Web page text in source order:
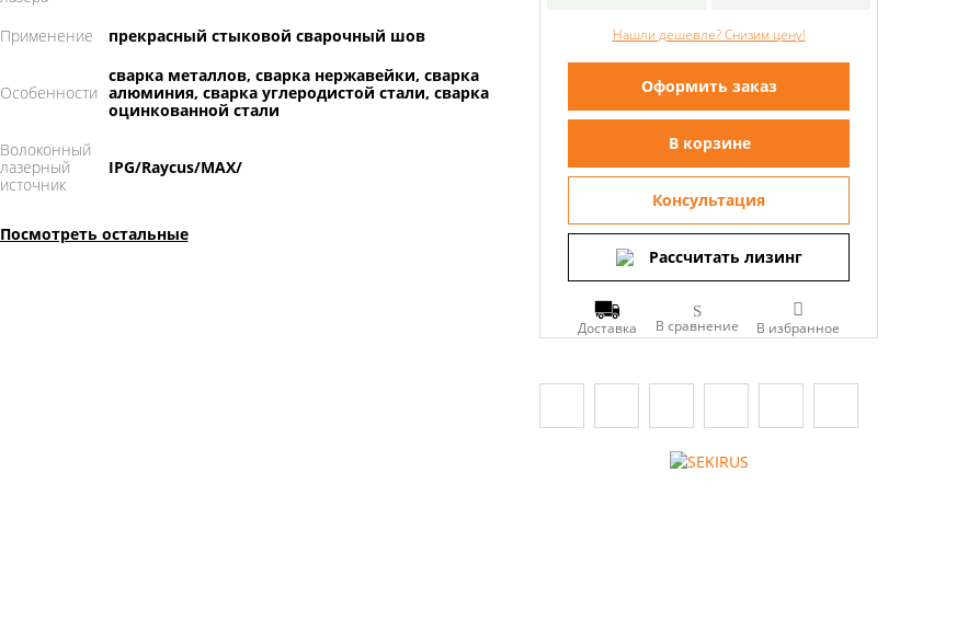
Применение прекрасный стыковой сварочный шов
Особенности
сварка металлов, сварка нержавейки, сварка
алюминия, сварка углеродистой стали, сварка
оцинкованной стали
Волоконный
лазерный
источник
IPG/Raycus/MAX/
Посмотреть остальные
Нашли дешевле? Снизим цену!
Оформить заказ
В корзине
Консультация
Рассчитать лизинг
Доставка В сравнение